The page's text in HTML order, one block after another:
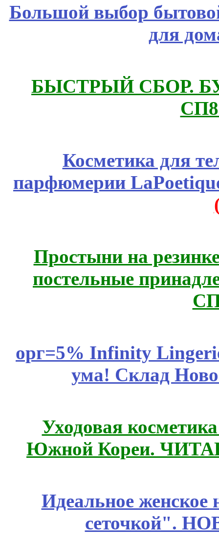
Большой выбор
для
БЫСТРЫЙ СБОР.
Косметика для
парфюмерии
Простыни на
постельные
орг=5% Infinity
ума! Склад
Уходовая
Южной Кореи.
Идеальное женское
сеточкой".